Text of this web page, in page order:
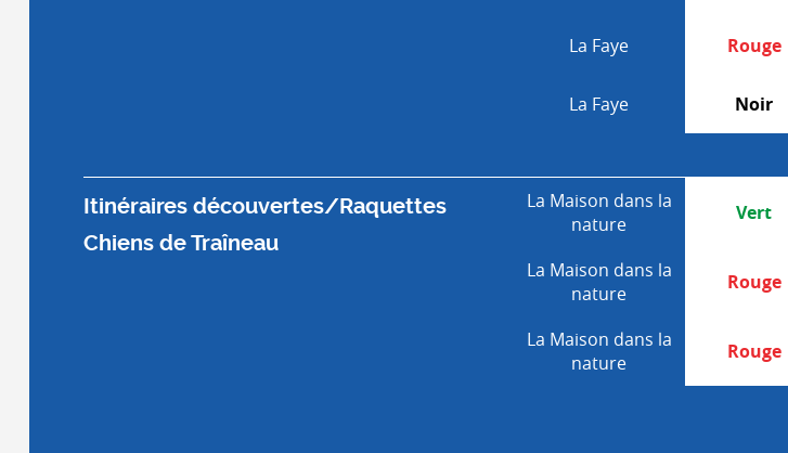
La Faye Rouge
La Faye Noir
Itinéraires découvertes/Raquettes
Chiens de Traîneau
La Maison dans la
nature
Vert
La Maison dans la
nature
Rouge
La Maison dans la
nature
Rouge